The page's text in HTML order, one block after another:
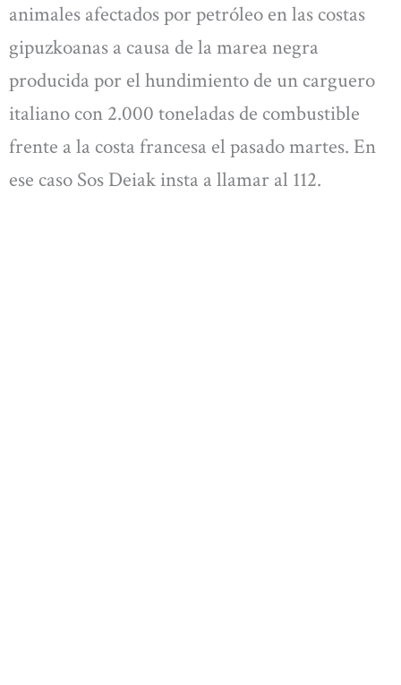
animales afectados por petróleo en las costas
gipuzkoanas a causa de la marea negra
producida por el hundimiento de un carguero
italiano con 2.000 toneladas de combustible
frente a la costa francesa el pasado martes. En
ese caso Sos Deiak insta a llamar al 112.